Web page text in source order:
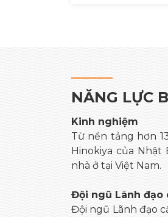
NĂNG LỰC
Kinh nghiệm
Từ nền tảng hơn
Hinokiya của
nhà ở tại Việt Nam.
Đội ngũ Lãnh đạo
Đội ngũ Lãnh đạo